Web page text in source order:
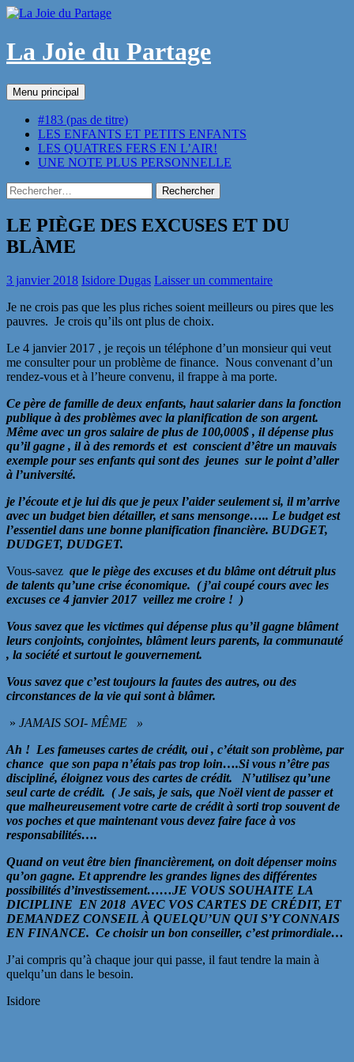
Aller
contenu
La Joie du Partage
Recherche
Menu principal
#183 (pas de titre)
LES ENFANTS ET PETITS ENFANTS
LES QUATRES FERS EN L’AIR!
UNE NOTE PLUS PERSONNELLE
Rechercher :
LE PIÈGE DES EXCUSES ET DU
BLÀME
3 janvier 2018 Isidore Dugas Laisser un commentaire
Je ne crois pas que les plus riches soient meilleurs ou pires que les
pauvres. Je crois qu’ils ont plus de choix.
Le 4 janvier 2017 , je reçois un téléphone d’un monsieur qui veut
me consulter pour un problème de finance. Nous convenant d’un
rendez-vous et à l’heure convenu, il frappe à ma porte.
Ce père de famille de deux enfants, haut salarier dans la fonction
publique à des problèmes avec la planification de son argent.
Même avec un gros salaire de plus de 100,000$ , il dépense plus
qu’il gagne , il à des remords et est conscient d’être un mauvais
exemple pour ses enfants qui sont des jeunes sur le point d’aller
à l’université.
je l’écoute et je lui dis que je peux l’aider seulement si, il m’arrive
avec un budget bien détailler, et sans mensonge….. Le budget est
l’essentiel dans une bonne planification financière. BUDGET,
DUDGET, DUDGET.
Vous-savez que le piège des excuses et du blâme ont détruit plus
de talents qu’une crise économique. ( j’ai coupé cours avec les
excuses ce 4 janvier 2017 veillez me croire ! )
Vous savez que les victimes qui dépense plus qu’il gagne blâment
leurs conjoints, conjointes, blâment leurs parents, la communauté
, la société et surtout le gouvernement.
Vous savez que c’est toujours la fautes des autres, ou des
circonstances de la vie qui sont à blâmer.
» JAMAIS SOI- MÊME »
Ah ! Les fameuses cartes de crédit, oui , c’était son problème, par
chance que son papa n’étais pas trop loin….Si vous n’être pas
discipliné, éloignez vous des cartes de crédit. N’utilisez qu’une
seul carte de crédit. ( Je sais, je sais, que Noël vient de passer et
que malheureusement votre carte de crédit à sorti trop souvent de
vos poches et que maintenant vous devez faire face à vos
responsabilités….
Quand on veut être bien financièrement, on doit dépenser moins
qu’on gagne. Et apprendre les grandes lignes des différentes
possibilités d’investissement……JE VOUS SOUHAITE LA
DICIPLINE EN 2018 AVEC VOS CARTES DE CRÉDIT, ET
DEMANDEZ CONSEIL À QUELQU’UN QUI S’Y CONNAIS
EN FINANCE. Ce choisir un bon conseiller, c’est primordiale…
J’ai compris qu’à chaque jour qui passe, il faut tendre la main à
quelqu’un dans le besoin.
Isidore